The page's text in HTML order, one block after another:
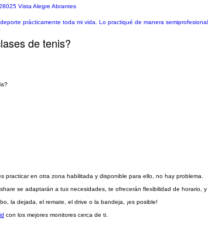
Vista Alegre Abrantes
prácticamente toda mi vida. Lo practiqué de manera
de tenis?
practicar en otra zona habilitada y disponible para ello, no hay problema.
se adaptarán a tus necesidades, te ofrecerán flexibilidad de horario,
la dejada, el remate, el drive o la bandeja, ¡es posible!
con los mejores monitores cerca de ti.